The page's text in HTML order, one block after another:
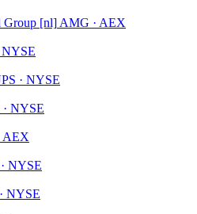
Group [nl] AMG · AEX
· NYSE
NYSE
AEX
NYSE
NYSE